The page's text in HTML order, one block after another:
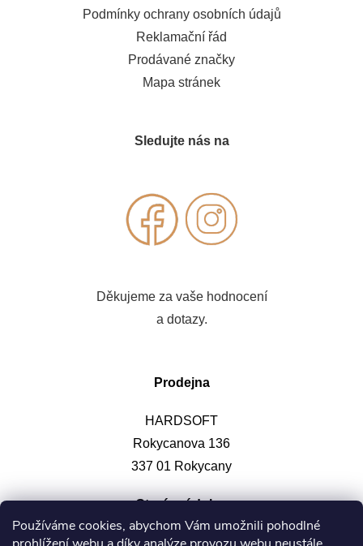
Používáme cookies, abychom Vám umožnili pohodlné
Podmínky ochrany osobních údajů
Reklamační řád
Prodávané značky
Mapa stránek
Sledujte nás na
Děkujeme za vaše hodnocení
a dotazy.
Prodejna
HARDSOFT
Rokycanova 136
337 01 Rokycany
Otevírací doba: